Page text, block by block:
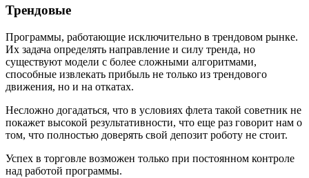
Трендовые
Программы, работающие исключительно в трендовом рынке.
Их задача определять направление и силу тренда, но
существуют модели с более сложными алгоритмами,
способные извлекать прибыль не только из трендового
движения, но и на откатах.
Несложно догадаться, что в условиях флета такой советник не
покажет высокой результативности, что еще раз говорит нам о
том, что полностью доверять свой депозит роботу не стоит.
Успех в торговле возможен только при постоянном контроле
над работой программы.